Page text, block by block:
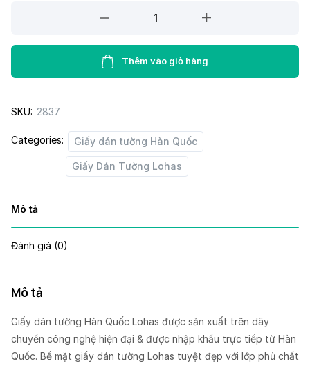
tường
87405-
quantity
Thêm vào giỏ hàng
SKU: 2837
Categories: Giấy dán tường Hàn Quốc
Giấy Dán Tường Lohas
Mô tả
Đánh giá (0)
Mô tả
Giấy dán tường Hàn Quốc Lohas được sản xuất trên dây
chuyền công nghệ hiện đại & được nhập khẩu trực tiếp từ Hàn
Quốc. Bề mặt giấy dán tường Lohas tuyệt đẹp với lớp phủ chất